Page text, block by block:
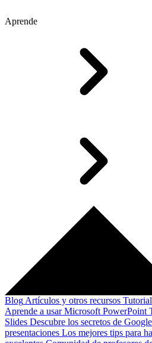
Aprende
Blog Artículos y otros recursos
Aprende a usar Microsoft PowerPoint
Slides Descubre los secretos de
presentaciones Los mejores tips para